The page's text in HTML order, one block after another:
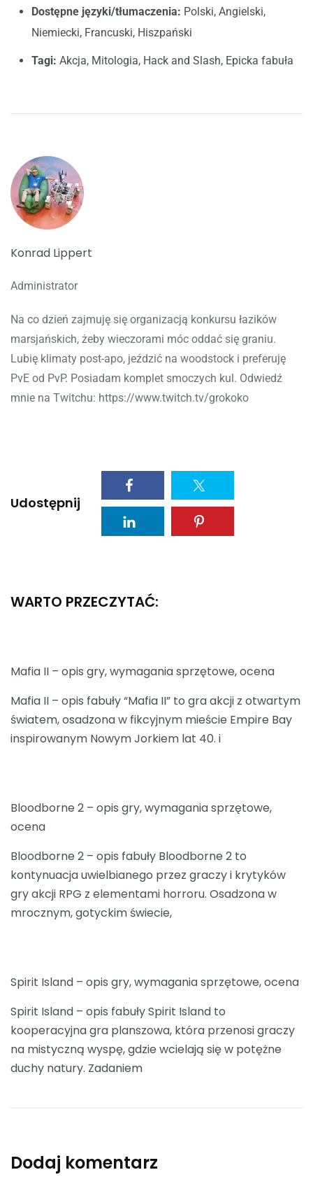
Dostępne języki/tłumaczenia: Polski, Angielski,
Niemiecki, Francuski, Hiszpański
Tagi: Akcja, Mitologia, Hack and Slash, Epicka fabuła
Konrad Lippert
Administrator
Na co dzień zajmuję się organizacją konkursu łazików
marsjańskich, żeby wieczorami móc oddać się graniu.
Lubię klimaty post-apo, jeździć na woodstock i preferuję
PvE od PvP. Posiadam komplet smoczych kul. Odwiedź
mnie na Twitchu: https://www.twitch.tv/grokoko
Udostępnij
WARTO PRZECZYTAĆ:
Mafia II – opis gry, wymagania sprzętowe, ocena
Mafia II – opis fabuły “Mafia II” to gra akcji z otwartym
światem, osadzona w fikcyjnym mieście Empire Bay
inspirowanym Nowym Jorkiem lat 40. i
Bloodborne 2 – opis gry, wymagania sprzętowe,
ocena
Bloodborne 2 – opis fabuły Bloodborne 2 to
kontynuacja uwielbianego przez graczy i krytyków
gry akcji RPG z elementami horroru. Osadzona w
mrocznym, gotyckim świecie,
Spirit Island – opis gry, wymagania sprzętowe, ocena
Spirit Island – opis fabuły Spirit Island to
kooperacyjna gra planszowa, która przenosi graczy
na mistyczną wyspę, gdzie wcielają się w potężne
duchy natury. Zadaniem
Dodaj komentarz